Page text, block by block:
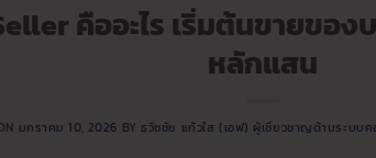
คืออะไร เริ่มต้นขายของ
หลักแสน
มกราคม 10, 2026 BY ธวัชชัย แก้วใส (เอฟ) ผู้เชี่ยวชาญด้านระบบ